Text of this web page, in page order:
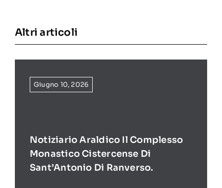
Altri articoli
Giugno 10, 2026
Notiziario Araldico Il Complesso
Monastico Cistercense Di
Sant’Antonio Di Ranverso.